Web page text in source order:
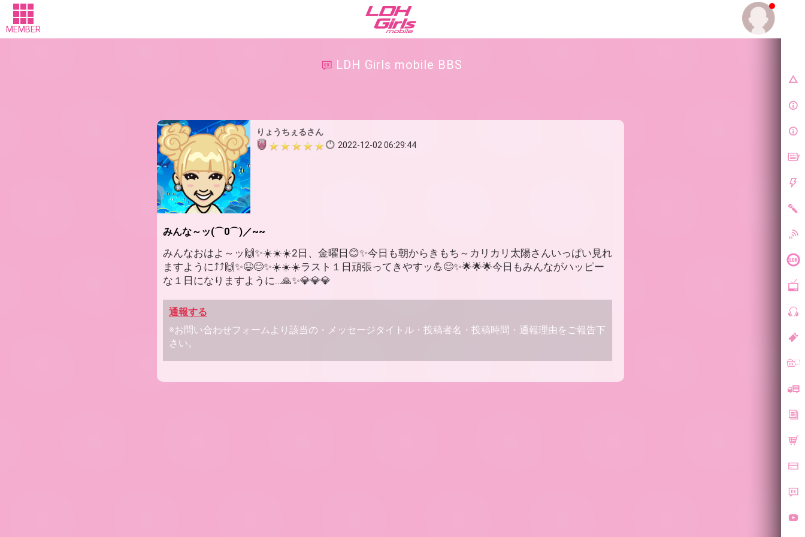
MEMBER
LDH Girls mobile BBS
りょうちぇるさん
2022-12-02 06:29:44
みんな～ッ(⌒0⌒)／~~
みんなおはよ～ッ🙌✨☀️☀️☀️2日、金曜日😊✨今日も朝からきもち～カリカリ太陽さんいっぱい見れ
ますように⤴️⤴️🙌✨😆😊✨☀️☀️☀️ラスト１日頑張ってきやすッ💪😊✨🌟🌟🌟今日もみんながハッピー
な１日になりますように…🙏✨💎💎💎
通報する
※お問い合わせフォームより該当の・メッセージタイトル・投稿者名・投稿時間・通報理由をご報告下
さい。